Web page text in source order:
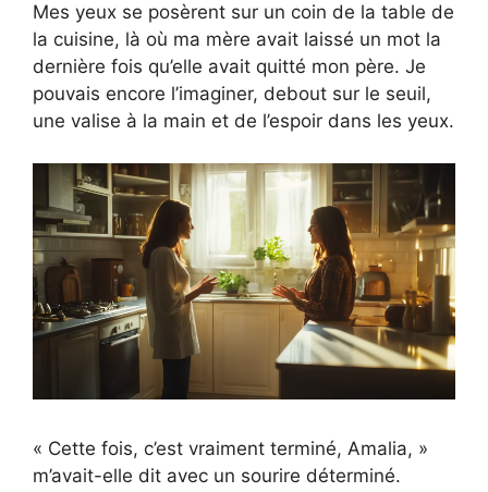
Mes yeux se posèrent sur un coin de la table de
la cuisine, là où ma mère avait laissé un mot la
dernière fois qu’elle avait quitté mon père. Je
pouvais encore l’imaginer, debout sur le seuil,
une valise à la main et de l’espoir dans les yeux.
« Cette fois, c’est vraiment terminé, Amalia, »
m’avait-elle dit avec un sourire déterminé.